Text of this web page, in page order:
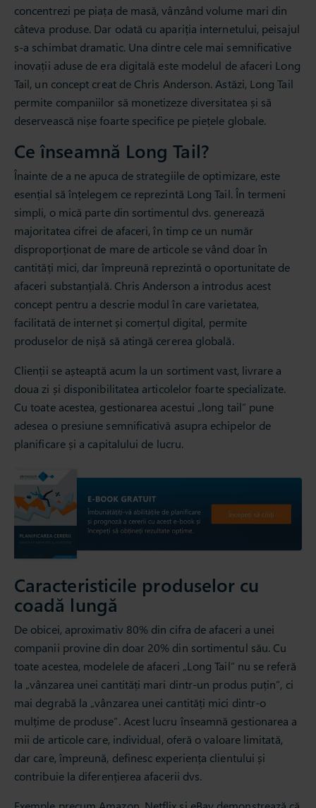
concentrezi pe piața de masă, vânzând volume mari din
câteva produse. Dar odată cu apariția internetului, peisajul
s-a schimbat dramatic. Una dintre cele mai semnificative
inovații aduse de era digitală este modelul de afaceri Long
Tail, un concept creat de Chris Anderson. Astăzi, Long Tail
permite companiilor să monetizeze diversitatea și să
deservească nișe foarte specifice pe piețele globale.
Ce înseamnă Long Tail?
Înainte de a ne apuca de strategiile de optimizare, este
esențial să înțelegem ce reprezintă Long Tail. În termeni
simpli, o mică parte din sortimentul dvs. generează
majoritatea cifrei de afaceri, în timp ce un număr
disproporționat de mare de articole se vând doar în
cantități mici, dar împreună reprezintă o oportunitate de
afaceri substanțială. Chris Anderson a introdus acest
concept pentru a descrie modul în care varietatea,
facilitată de internet și comerțul digital, permite
produselor de nișă să atingă cererea globală.
Clienții se așteaptă acum la un sortiment vast, livrare a
doua zi și disponibilitatea articolelor foarte specializate.
Cu toate acestea, gestionarea acestui „long tail” pune
adesea o presiune semnificativă asupra echipelor de
planificare și a capitalului de lucru.
Caracteristicile produselor cu
coadă lungă
De obicei, aproximativ 80% din cifra de afaceri a unei
companii provine din doar 20% din sortimentul său. Cu
toate acestea, modelele de afaceri „Long Tail” nu se referă
la „vânzarea unei cantități mari dintr-un produs puțin”, ci
mai degrabă la „vânzarea unei cantități mici dintr-o
mulțime de produse”. Acest lucru înseamnă gestionarea a
mii de articole care, individual, oferă o valoare limitată,
dar care, împreună, definesc experiența clientului și
contribuie la diferențierea afacerii dvs.